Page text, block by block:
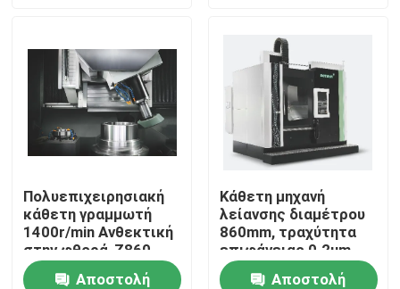
Σχετικά με εμάς
Επισκεψή εργοστασίου
Έλεγχος ποιότητας
Επικοινωνήστε μαζί μας
Ζητήστε μια προσφορά
Πολυεπιχειρησιακή
κάθετη γραμμωτή
1400r/min Ανθεκτική
στην φθορά-Z860
Αποστολή
Κάθετη μηχανή
λείανσης διαμέτρου
860mm, τραχύτητα
επιφάνειας 0.2um
Αποστολή